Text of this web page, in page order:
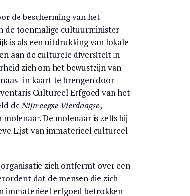
de bescherming van het
de toenmalige cultuurminister
is als een uitdrukking van lokale
aan de culturele diversiteit in
zich om het bewustzijn van
in kaart te brengen door
Cultureel Erfgoed van het
deNijmeegse Vierdaagse,
De molenaar is zelfs bij
Lijst van immaterieel cultureel
zich ontfermt over een
dat de mensen die zich
immaterieel erfgoed betrokken